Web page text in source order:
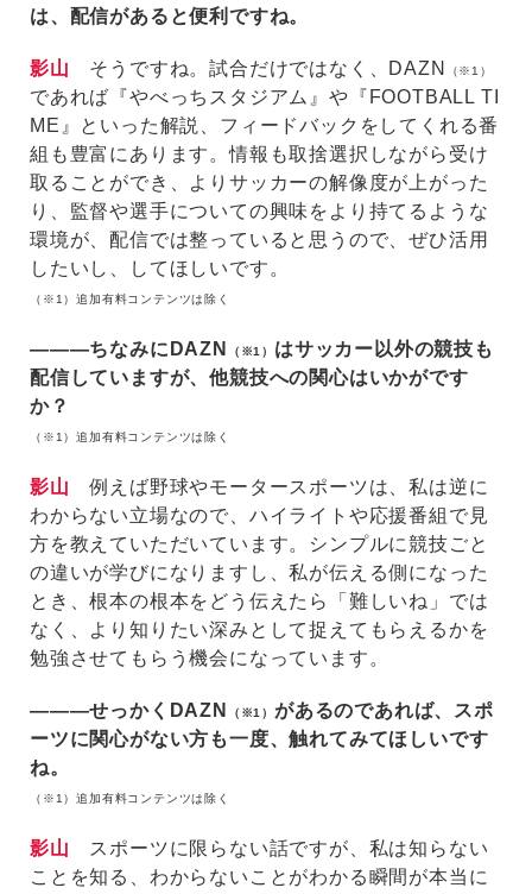
は、配信があると便利ですね。
影山 そうですね。試合だけではなく、DAZN （※1）
であれば『やべっちスタジアム』や『FOOTBALL TI
ME』といった解説、フィードバックをしてくれる番
組も豊富にあります。情報も取捨選択しながら受け
取ることができ、よりサッカーの解像度が上がった
り、監督や選手についての興味をより持てるような
環境が、配信では整っていると思うので、ぜひ活用
したいし、してほしいです。
（※1）追加有料コンテンツは除く
―――ちなみにDAZN （※1） はサッカー以外の競技も
配信していますが、他競技への関心はいかがです
か？
（※1）追加有料コンテンツは除く
影山例えば野球やモータースポーツは、私は逆に
わからない立場なので、ハイライトや応援番組で見
方を教えていただいています。シンプルに競技ごと
の違いが学びになりますし、私が伝える側になった
とき、根本の根本をどう伝えたら「難しいね」では
なく、より知りたい深みとして捉えてもらえるかを
勉強させてもらう機会になっています。
―――せっかくDAZN （※1）があるのであれば、スポ
ーツに関心がない方も一度、触れてみてほしいです
ね。
（※1）追加有料コンテンツは除く
影山 スポーツに限らない話ですが、私は知らない
ことを知る、わからないことがわかる瞬間が本当に